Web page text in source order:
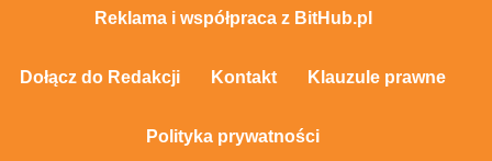
Reklama i współpraca z BitHub.pl
Dołącz do Redakcji Kontakt Klauzule prawne
Polityka prywatności